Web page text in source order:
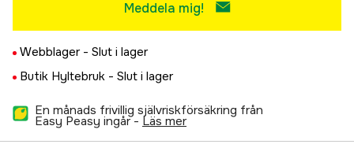
Meddela mig!
Webblager - Slut i lager
Butik Hyltebruk - Slut i lager
En månads frivillig självriskförsäkring från
Easy Peasy ingår - läs mer